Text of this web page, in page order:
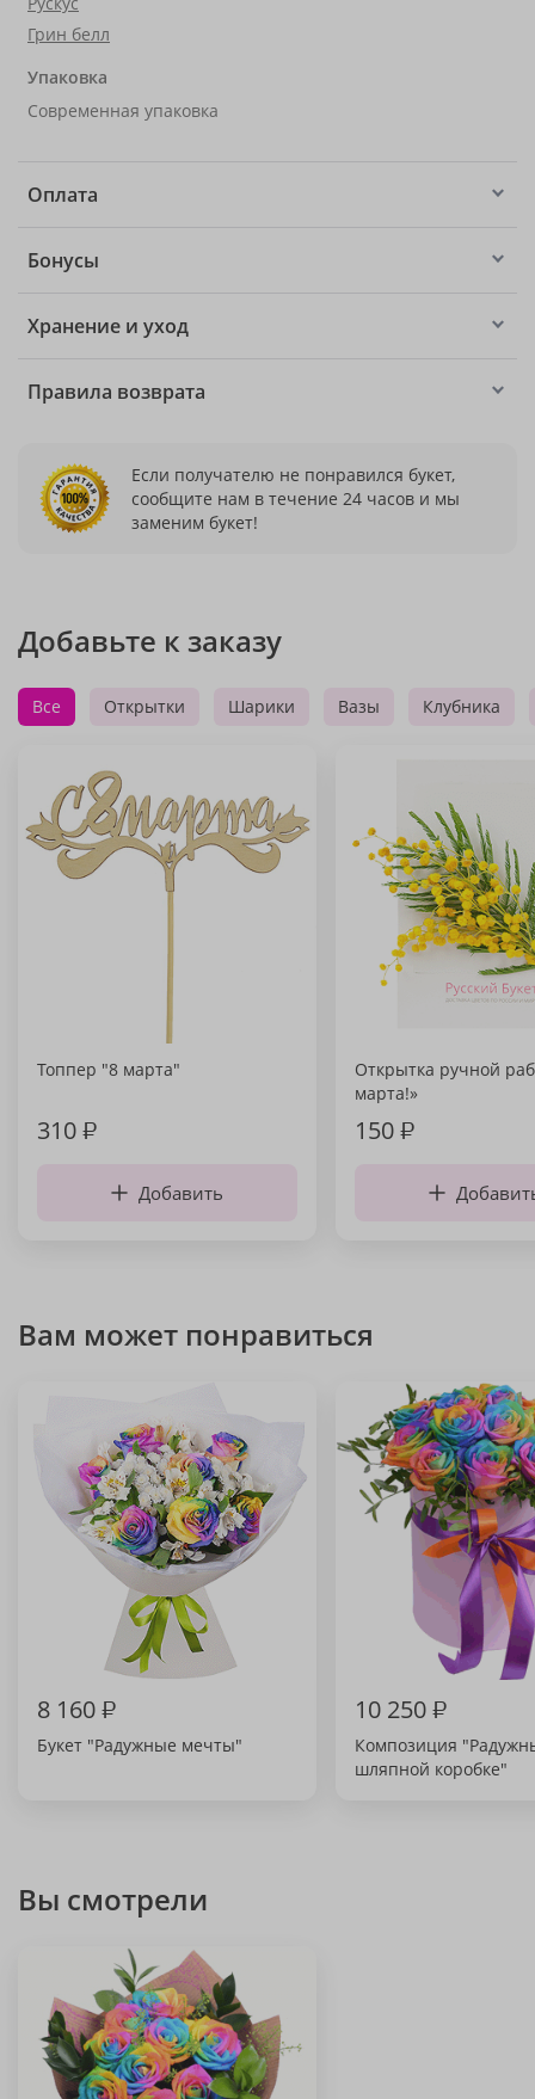
Грин белл
Упаковка
Современная упаковка
Оплата
Бонусы
Хранение и уход
Правила возврата
Если получателю не понравился букет,
сообщите нам в течение 24 часов и мы
заменим букет!
Добавьте к заказу
Все Открытки Шарики Вазы Клубника
Топпер "8 марта"
310₽
Добавить
Открытка ручной
марта!»
150₽
Вам может понравиться
8 160₽
Букет "Радужные мечты"
10 250₽
Композиция
шляпной коробке"
Вы смотрели